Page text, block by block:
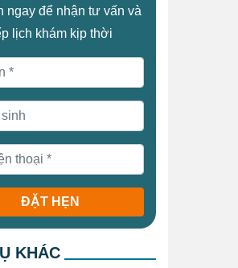
ngay để nhận tư vấn và
lịch khám kịp thời
ĐẶT HẸN
KHÁC